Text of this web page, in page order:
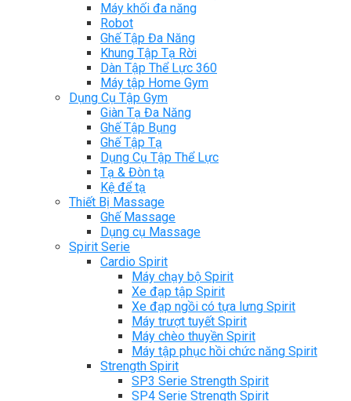
Máy khối đa năng
Robot
Ghế Tập Đa Năng
Khung Tập Tạ Rời
Dàn Tập Thể Lực 360
Máy tập Home Gym
Dụng Cụ Tập Gym
Giàn Tạ Đa Năng
Ghế Tập Bụng
Ghế Tập Tạ
Dụng Cụ Tập Thể Lực
Tạ & Đòn tạ
Kệ để tạ
Thiết Bị Massage
Ghế Massage
Dụng cụ Massage
Spirit Serie
Cardio Spirit
Máy chạy bộ Spirit
Xe đạp tập Spirit
Xe đạp ngồi có tựa lưng Spirit
Máy trượt tuyết Spirit
Máy chèo thuyền Spirit
Máy tập phục hồi chức năng Spirit
Strength Spirit
SP3 Serie Strength Spirit
SP4 Serie Strength Spirit